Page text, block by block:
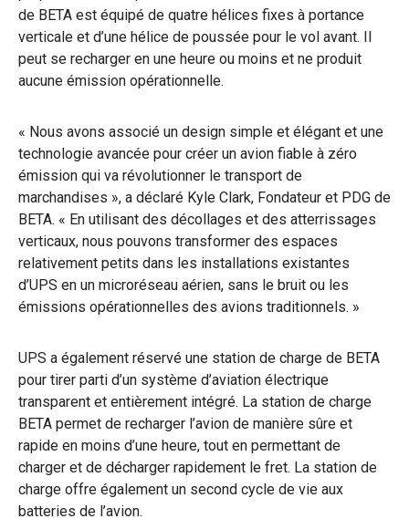
de BETA est équipé de quatre hélices fixes à portance
verticale et d’une hélice de poussée pour le vol avant. Il
peut se recharger en une heure ou moins et ne produit
aucune émission opérationnelle.
« Nous avons associé un design simple et élégant et une
technologie avancée pour créer un avion fiable à zéro
émission qui va révolutionner le transport de
marchandises », a déclaré Kyle Clark, Fondateur et PDG de
BETA. « En utilisant des décollages et des atterrissages
verticaux, nous pouvons transformer des espaces
relativement petits dans les installations existantes
d’UPS en un microréseau aérien, sans le bruit ou les
émissions opérationnelles des avions traditionnels. »
UPS a également réservé une station de charge de BETA
pour tirer parti d’un système d’aviation électrique
transparent et entièrement intégré. La station de charge
BETA permet de recharger l’avion de manière sûre et
rapide en moins d’une heure, tout en permettant de
charger et de décharger rapidement le fret. La station de
charge offre également un second cycle de vie aux
batteries de l’avion.